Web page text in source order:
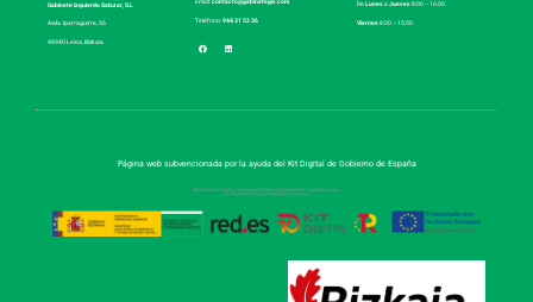
Gabinete Izquierdo Salazar, S.L
Avda. Iparraguirre, 56
48940 Leioa, Bizkaia
Email:contacto@gabinetegis.com
Teléfono:944 31 52 36
DeLunesaJueves8:00 – 16:00
Viernes8:00 – 15:00
Página web subvencionada por la ayuda del Kit Digital de Gobierno de España